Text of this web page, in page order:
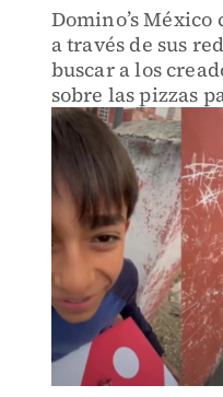
Domino’s
a través de sus
buscar a los
sobre las pizzas
sorpresas al